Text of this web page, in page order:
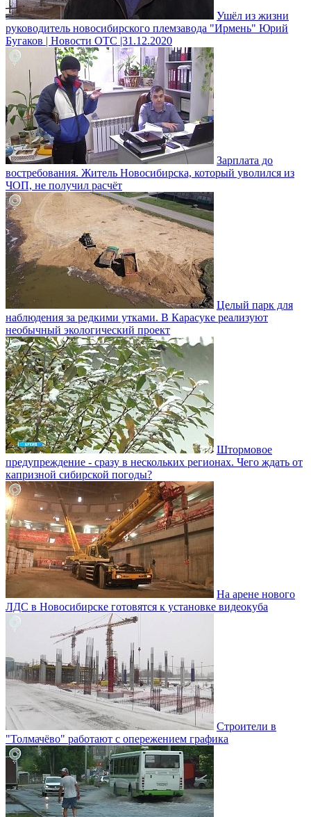
Ушёл из жизни
руководитель новосибирского племзавода "Ирмень" Юрий
Бугаков | Новости ОТС |31.12.2020
Зарплата до
востребования. Житель Новосибирска, который уволился из
ЧОП, не получил расчёт
Целый парк для
наблюдения за редкими утками. В Карасуке реализуют
необычный экологический проект
Штормовое
предупреждение - сразу в нескольких регионах. Чего ждать от
капризной сибирской погоды?
На арене нового
ЛДС в Новосибирске готовятся к установке видеокуба
Строители в
"Толмачёво" работают с опережением графика